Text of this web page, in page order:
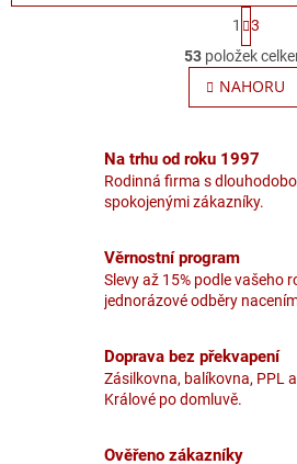
O
v
l
á
a
c
í
p
k
y
p
i
S
t
r
á
n
k
á
n
í
1
3
53položek
NAHORU
Na trhu od roku 1997
Rodinná firma s
spokojenými zákazníky.
Věrnostní program
Slevy až 15% podle vašeho
jednorázové odběry
Doprava bez překvapení
Zásilkovna, balíkovna, PPL
Králové po domluvě.
Ověřeno zákazníky